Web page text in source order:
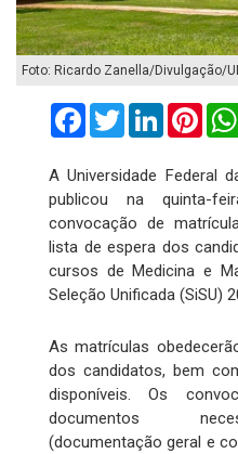
Foto: Ricardo Zanella/Divulgação/
FacebookTwitterLinkedIn
A Universidade Federal
publicou na quinta-
convocação de
lista de espera dos
cursos de Medicina e
Seleção Unificada (SiSU)
As matrículas
dos candidatos, bem
disponíveis. Os
documentos
(documentação geral e